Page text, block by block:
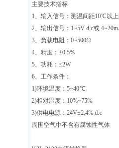
主要技术指标
1、输入信号：测温间距10℃以
2、输出信号： 1~5V d.c或
3、负载电阻： 0~500Ω
4、精度： ±0.5%
5、功耗： ≤2W
6、工作条件：
1)环境温度： 5~40℃
2)相对湿度： 10%~75%
3)供电电源： 24V±2.4% d.c
周围空气中不含有腐蚀性气体